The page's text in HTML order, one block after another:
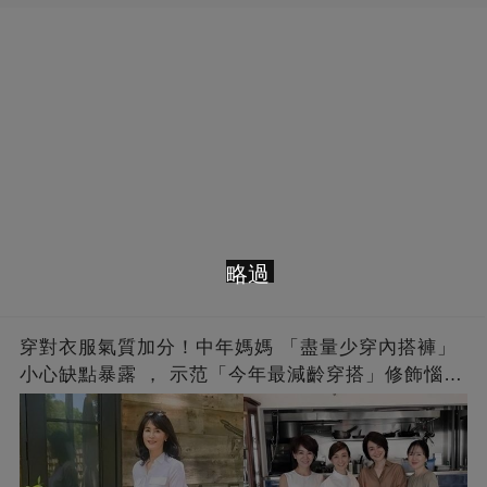
穿對衣服氣質加分！中年媽媽 「盡量少穿內搭褲」
小心缺點暴露 ， 示范「今年最減齡穿搭」修飾惱人
下半身
略過